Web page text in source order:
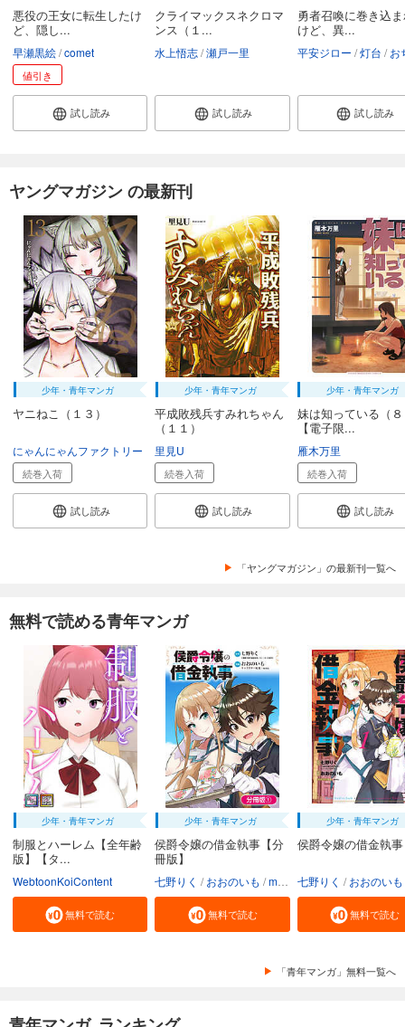
悪役の王女に転生したけ
ど、隠し...
早瀬黒絵 comet
値引き
試し読み
クライマックスネクロマ
ンス（１...
水上悟志 瀬戸一里
試し読み
勇者召喚に巻き込
けど、異...
平安ジロー 灯台 おち
試し読み
ヤングマガジン の最新刊
少年・青年マンガ
ヤニねこ（１３）
にゃんにゃんファクトリー
続巻入荷
試し読み
少年・青年マンガ
平成敗残兵すみれちゃん
（１１）
里見U
続巻入荷
試し読み
少年・青年マンガ
妹は知っている（
【電子限...
雁木万里
続巻入荷
試し読み
「ヤングマガジン」の最新刊一覧へ
無料で読める青年マンガ
少年・青年マンガ
制服とハーレム【全年齢
版】【タ...
WebtoonKoiContent
無料で読む
少年・青年マンガ
侯爵令嬢の借金執事【分
冊版】
七野りく おおのいも mmu
無料で読む
少年・青年マンガ
侯爵令嬢の借金執事
七野りく おおのいも
無料で読む
「青年マンガ」無料一覧へ